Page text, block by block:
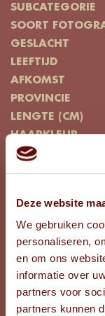
Deze website
We gebruiken
personaliseren,
en om ons
informatie over
partners voor
partners kunnen
SUBCATEGORIE
SOORT
GESLACHT
LEEFTIJD
AFKOMST
PROVINCIE
LENGTE (CM)
HAARKLEUR
HAARLENGTE
HAARTYPE
SCHOENMAAT
BEKIJK